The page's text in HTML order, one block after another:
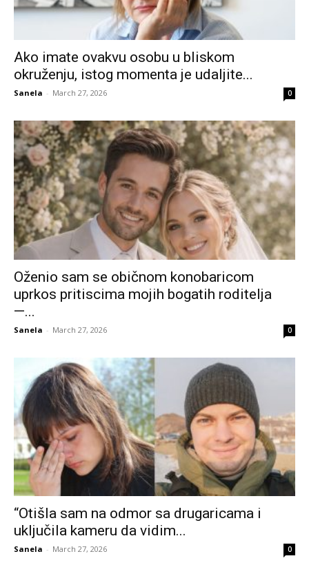
Ako imate ovakvu osobu u bliskom
okruženju, istog momenta je udaljite...
Sanela - March 27, 2026 0
Oženio sam se običnom konobaricom
uprkos pritiscima mojih bogatih roditelja
—...
Sanela - March 27, 2026 0
“Otišla sam na odmor sa drugaricama i
uključila kameru da vidim...
Sanela - March 27, 2026 0